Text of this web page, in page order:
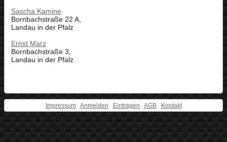
Sascha Kamine
Bornbachstraße 22 A,
Landau in der Pfalz
Ernst Marz
Bornbachstraße 3,
Landau in der Pfalz
Impressum Anmelden Eintragen AGB Kontakt